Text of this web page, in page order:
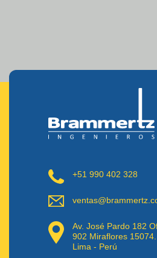
+51 990 402 328
Av. José Pardo 182
902 Miraflores 15074.
Lima - Perú